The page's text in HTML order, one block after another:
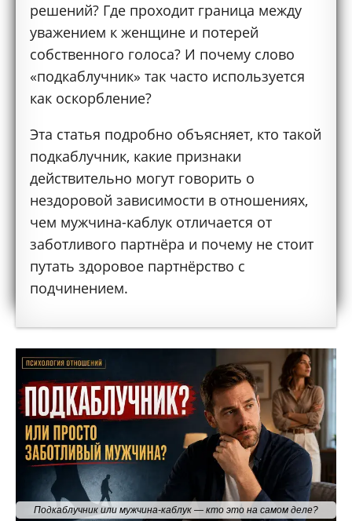
решений? Где проходит граница между
уважением к женщине и потерей
собственного голоса? И почему слово
«подкаблучник» так часто используется
как оскорбление?
Эта статья подробно объясняет, кто такой
подкаблучник, какие признаки
действительно могут говорить о
нездоровой зависимости в отношениях,
чем мужчина-каблук отличается от
заботливого партнёра и почему не стоит
путать здоровое партнёрство с
подчинением.
Подкаблучник или мужчина-каблук — кто это на самом деле?